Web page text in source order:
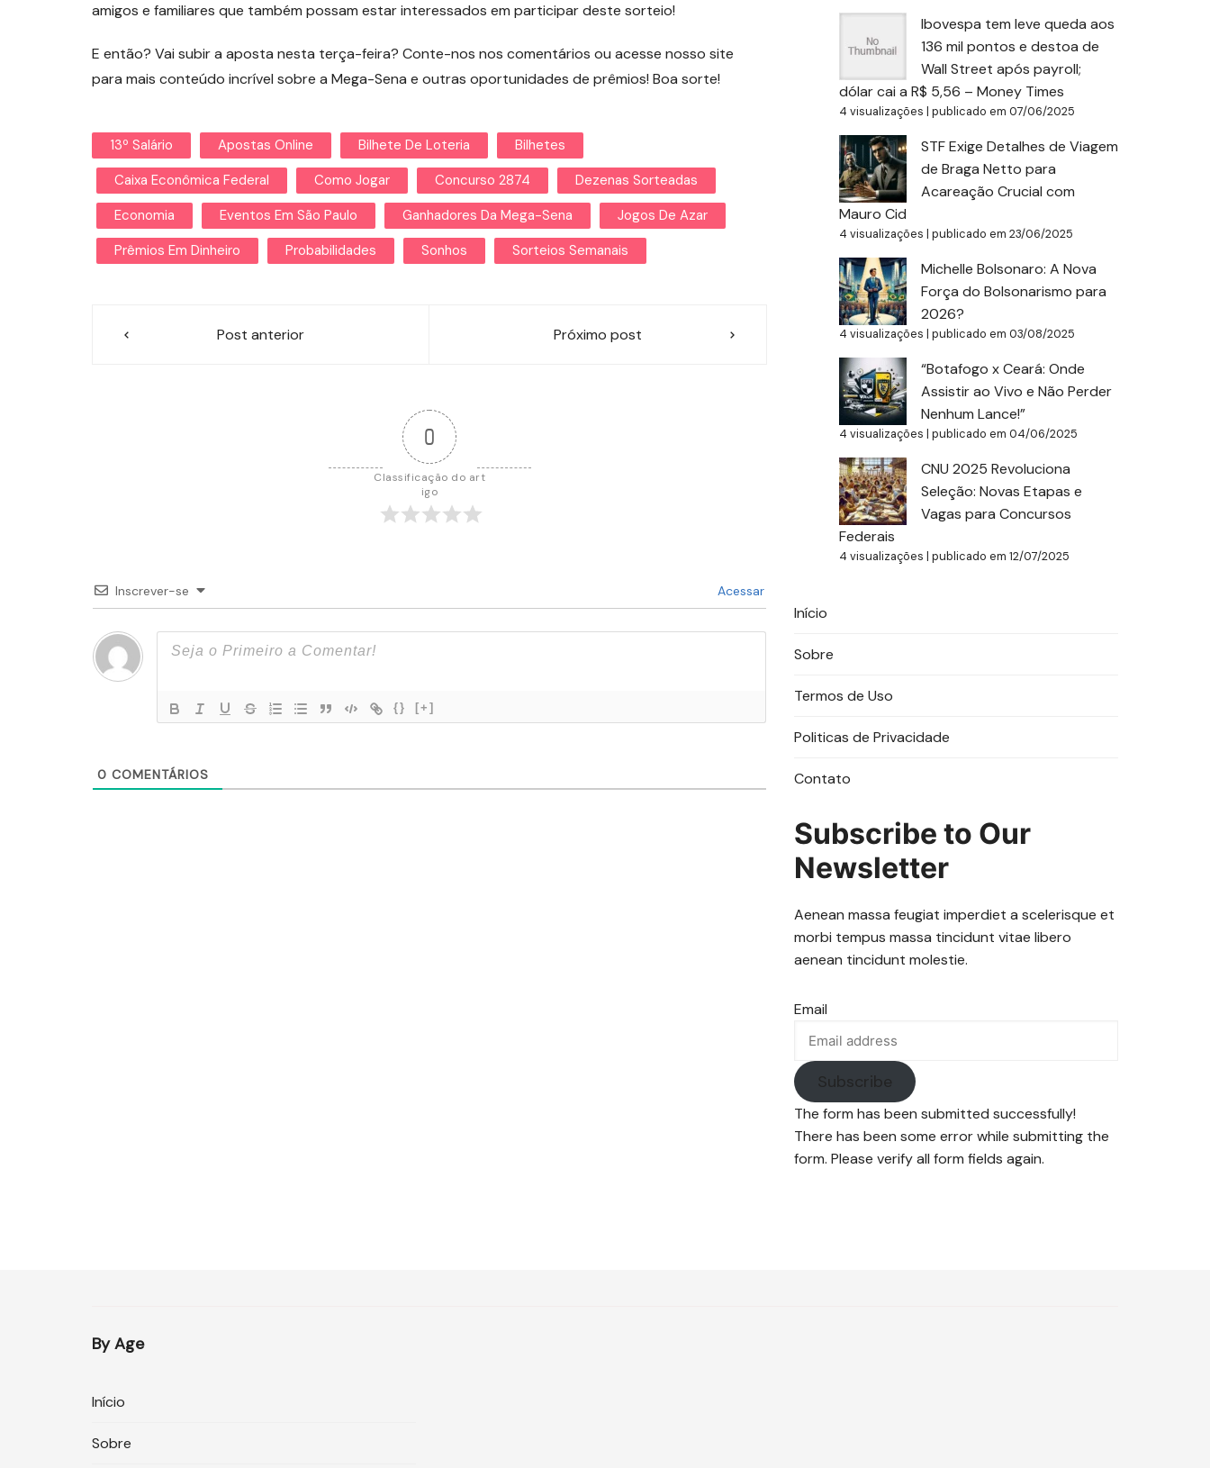
amigos e familiares que também possam estar interessados em participar deste sorteio!
E então? Vai subir a aposta nesta terça-feira? Conte-nos nos comentários ou acesse nosso site
para mais conteúdo incrível sobre a Mega-Sena e outras oportunidades de prêmios! Boa sorte!
13º Salário Apostas Online Bilhete De Loteria
Bilhetes
Caixa Econômica Federal
Como Jogar Concurso 2874
Dezenas Sorteadas
Economia
Eventos Em São Paulo Ganhadores Da Mega-Sena
Jogos De Azar
Prêmios Em Dinheiro
Probabilidades Sonhos Sorteios Semanais
NavegaçãoPost anterior Próximo post
0
Classificação do art
igo
Inscrever-se Acessar
{} [+]
0 COMENTÁRIOS
Ibovespa tem leve queda aos
136 mil pontos e destoa de
Wall Street após payroll;
dólar cai a R$ 5,56 – Money Times
4 visualizações | publicado em 07/06/2025
STF Exige Detalhes de Viagem
de Braga Netto para
Acareação Crucial com
Mauro Cid
4 visualizações | publicado em 23/06/2025
Michelle Bolsonaro: A Nova
Força do Bolsonarismo para
2026?
4 visualizações | publicado em 03/08/2025
“Botafogo x Ceará: Onde
Assistir ao Vivo e Não Perder
Nenhum Lance!”
4 visualizações | publicado em 04/06/2025
CNU 2025 Revoluciona
Seleção: Novas Etapas e
Vagas para Concursos
Federais
4 visualizações | publicado em 12/07/2025
Início
Sobre
Termos de Uso
Politicas de Privacidade
Contato
Subscribe to Our
Newsletter
Aenean massa feugiat imperdiet a scelerisque et
morbi tempus massa tincidunt vitae libero
aenean tincidunt molestie.
Email
Subscribe
The form has been submitted successfully!
There has been some error while submitting the
form. Please verify all form fields again.
By Age
Início
Sobre